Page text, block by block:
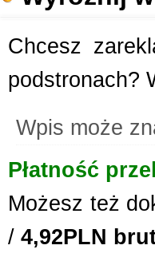
Chcesz
podstronach?
Wpis może
Płatność
Możesz też
/ 4,92PLN